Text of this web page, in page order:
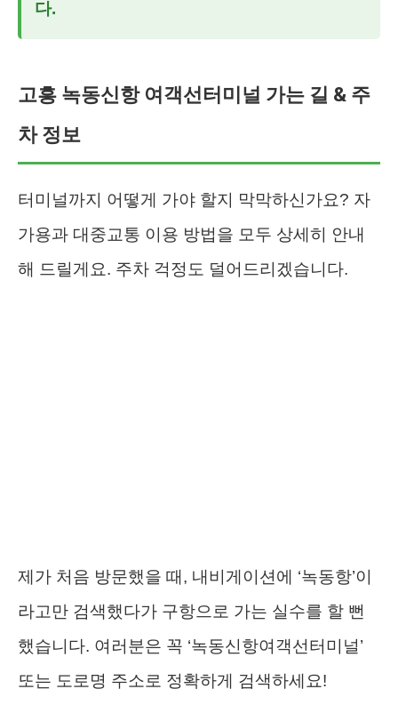
다.
고흥 녹동신항 여객선터미널 가는 길 & 주
차 정보
터미널까지 어떻게 가야 할지 막막하신가요? 자
가용과 대중교통 이용 방법을 모두 상세히 안내
해 드릴게요. 주차 걱정도 덜어드리겠습니다.
제가 처음 방문했을 때, 내비게이션에 ‘녹동항’이
라고만 검색했다가 구항으로 가는 실수를 할 뻔
했습니다. 여러분은 꼭 ‘녹동신항여객선터미널’
또는 도로명 주소로 정확하게 검색하세요!